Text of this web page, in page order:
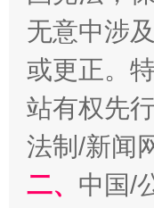
无意中涉
或更正。
站有权先
法制/新闻
二、 中国/